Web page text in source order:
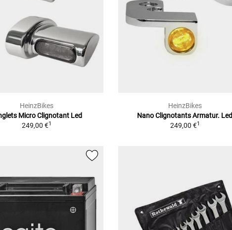
HeinzBikes
Micro Clignotant Led
249,00 €1
HeinzBikes
Nano Clignotants Armatur. Led
249,00 €1